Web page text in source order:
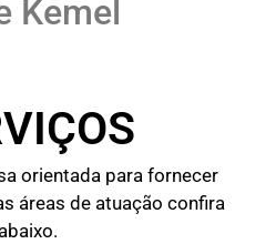
Kemel
orientada para fornecer
áreas de atuação confira
abaixo.